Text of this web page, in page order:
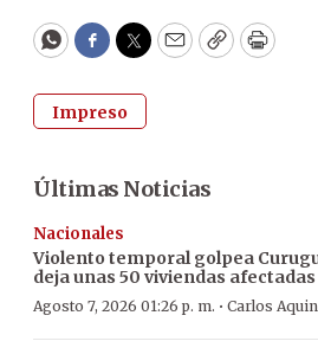
WhatsApp
Facebook
Twitter
EmailCopyPrint
Impreso
Últimas Noticias
Nacionales
Violento temporal golpea
deja unas 50 viviendas afectadas
Agosto 7, 2026 01:26 p. m. · Carlos